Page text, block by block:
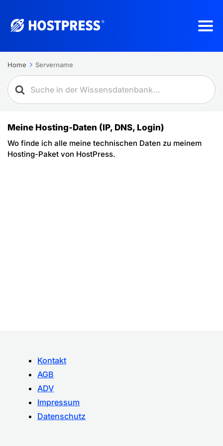
Home Servername
Meine Hosting-Daten (IP, DNS, Login)
Wo finde ich alle meine technischen Daten zu meinem
Hosting-Paket von HostPress.
Kontakt
AGB
ADV
Impressum
Datenschutz